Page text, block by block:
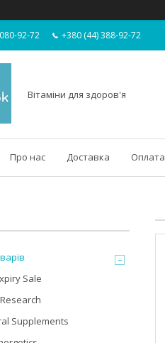
92-72 +380 (44) 388-92-72
Вітаміни для здоров'я
Про нас Доставка Оплата
Sale
Supplements